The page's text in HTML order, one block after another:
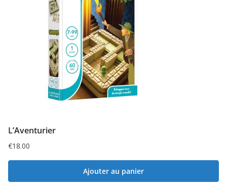
L’Aventurier
€18.00
Ajouter au panier